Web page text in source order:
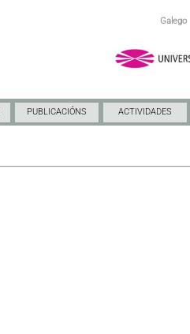
Galego
PUBLICACIÓNS ACTIVIDADES